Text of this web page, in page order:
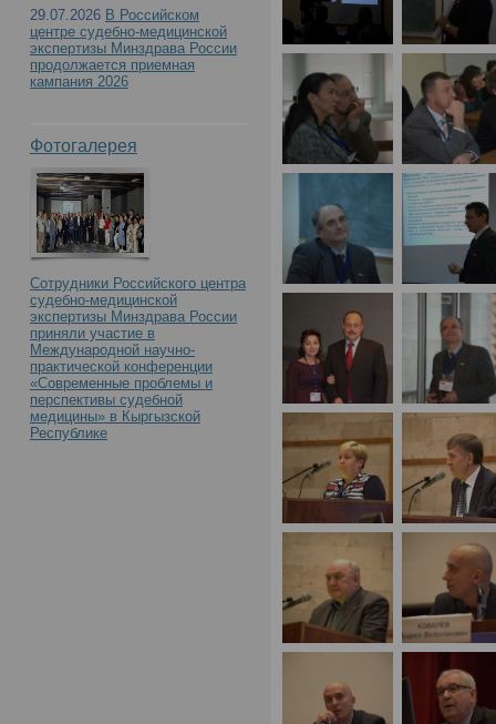
29.07.2026 В Российском
центре судебно-медицинской
экспертизы Минздрава России
продолжается приемная
кампания 2026
Фотогалерея
Сотрудники Российского центра
судебно-медицинской
экспертизы Минздрава России
приняли участие в
Международной научно-
практической конференции
«Современные проблемы и
перспективы судебной
медицины» в Кыргызской
Республике